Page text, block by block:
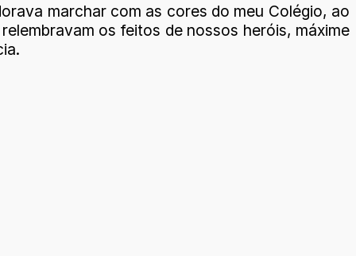
marchar com as cores do meu Colégio, ao
os feitos de nossos heróis, máxime